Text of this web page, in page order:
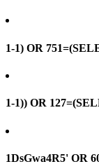
1-1) OR
1-1)) OR
1DsGwa4R5' OR